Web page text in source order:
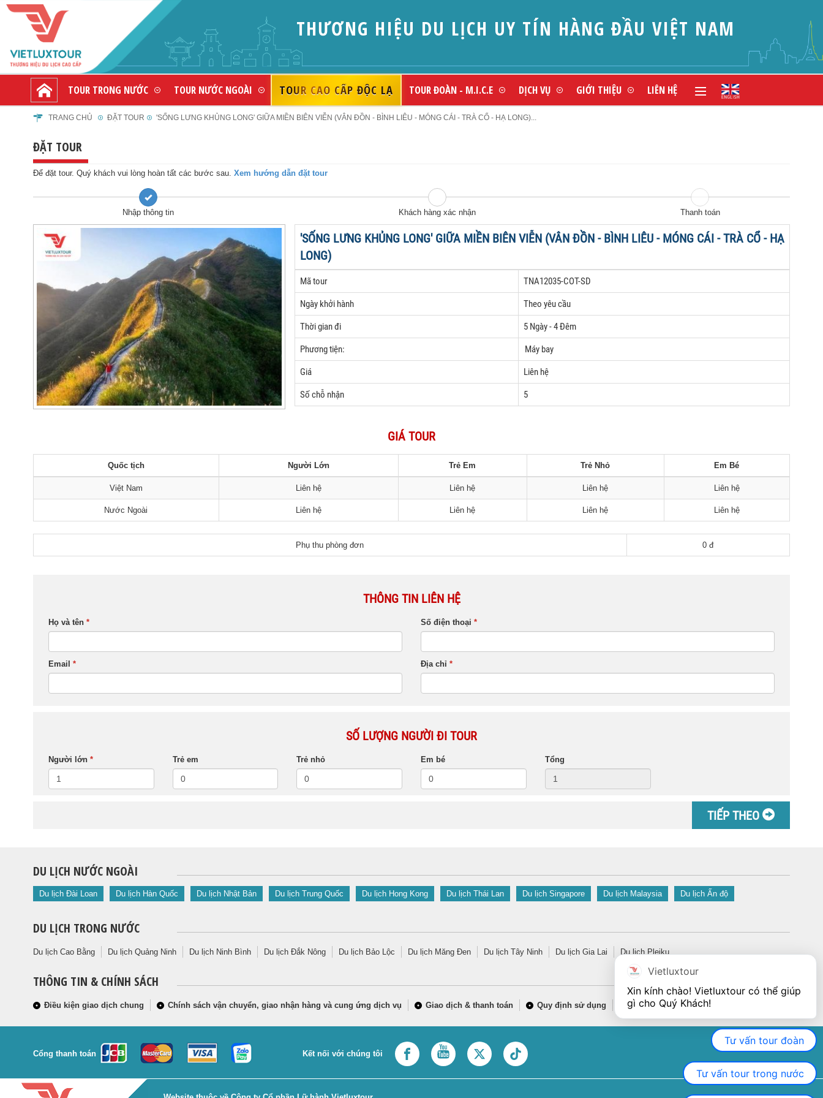
THƯƠNG HIỆU DU LỊCH UY TÍN HÀNG ĐẦU VIỆT NAM
TOUR TRONG NƯỚC TOUR NƯỚC NGOÀI TOUR CAO CẤP ĐỘC LẠ TOUR ĐOÀN - M.I.C.E DỊCH VỤ GIỚI THIỆU LIÊN HỆ
TRANG CHỦ ĐẶT TOUR 'SỐNG LƯNG KHỦNG LONG' GIỮA MIỀN BIÊN VIỄN (VÂN ĐỒN - BÌNH LIÊU - MÓNG CÁI - TRÀ CỔ - HẠ LONG)...
ĐẶT TOUR
Để đặt tour. Quý khách vui lòng hoàn tất các bước sau. Xem hướng dẫn đặt tour
Nhập thông tin Khách hàng xác nhận Thanh toán
'SỐNG LƯNG KHỦNG LONG' GIỮA MIỀN BIÊN VIỄN (VÂN ĐỒN - BÌNH LIÊU - MÓNG CÁI - TRÀ CỔ - HẠ
LONG)
Mã tour TNA12035-COT-SD
Ngày khởi hành Theo yêu cầu
Thời gian đi 5 Ngày - 4 Đêm
Phương tiện: Máy bay
Giá Liên hệ
Số chỗ nhận 5
GIÁ TOUR
Quốc tịch Người Lớn Trẻ Em Trẻ Nhỏ Em Bé
Việt Nam Liên hệ Liên hệ Liên hệ Liên hệ
Nước Ngoài Liên hệ Liên hệ Liên hệ Liên hệ
Phụ thu phòng đơn 0 đ
THÔNG TIN LIÊN HỆ
Họ và tên * Số điện thoại *
Email * Địa chỉ *
SỐ LƯỢNG NGƯỜI ĐI TOUR
Người lớn * Trẻ em Trẻ nhỏ Em bé Tổng
TIẾP THEO
DU LỊCH NƯỚC NGOÀI
Du lịch Đài Loan Du lịch Hàn Quốc Du lịch Nhật Bản Du lịch Trung Quốc Du lịch Hong Kong Du lịch Thái Lan Du lịch Singapore Du lịch Malaysia Du lịch Ấn độ
DU LỊCH TRONG NƯỚC
Du lịch Cao Bằng Du lịch Quảng Ninh Du lịch Ninh Bình Du lịch Đắk Nông Du lịch Bảo Lộc Du lịch Măng Đen Du lịch Tây Ninh Du lịch Gia Lai Du lịch Pleiku
THÔNG TIN & CHÍNH SÁCH
Điều kiện giao dịch chung Chính sách vận chuyển, giao nhận hàng và cung ứng dịch vụ Giao dịch & thanh toán Quy định sử dụng Quy định bảo mật thông tin
Cổng thanh toán Kết nối với chúng tôi
Vietluxtour
Xin kính chào! Vietluxtour có thể giúp
gì cho Quý Khách!
Tư vấn tour đoàn
Tư vấn tour trong nước